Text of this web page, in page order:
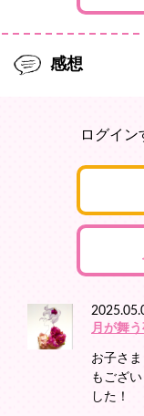
感想
ログイン
月が舞う
お子さ
もござ
した！